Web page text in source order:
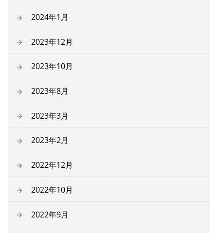
2024年1月
2023年12月
2023年10月
2023年8月
2023年3月
2023年2月
2022年12月
2022年10月
2022年9月